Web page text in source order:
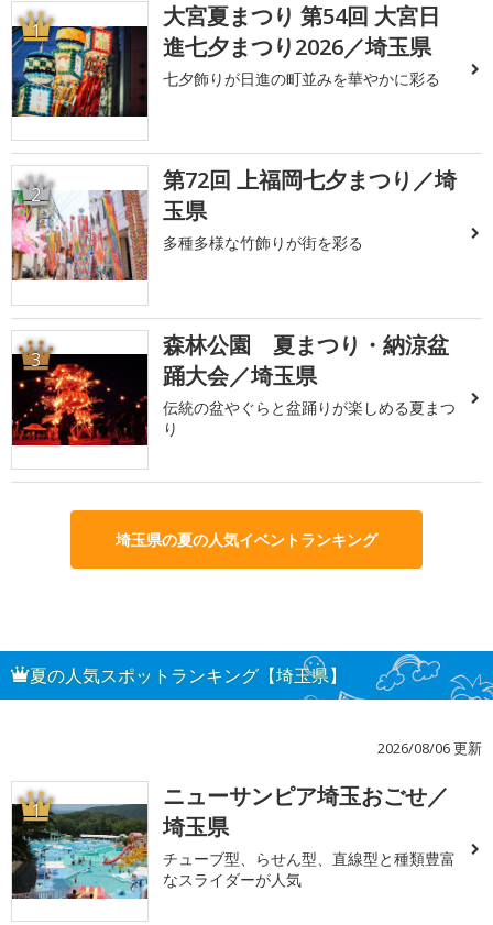
1
大宮夏まつり 第54回 大宮日
進七夕まつり2026／埼玉県
七夕飾りが日進の町並みを華やかに彩る
2
第72回 上福岡七夕まつり／埼
玉県
多種多様な竹飾りが街を彩る
3
森林公園 夏まつり・納涼盆
踊大会／埼玉県
伝統の盆やぐらと盆踊りが楽しめる夏まつ
り
埼玉県の夏の人気イベントランキング
夏の人気スポットランキング【埼玉県】
2026/08/06 更新
1
ニューサンピア埼玉おごせ／
埼玉県
チューブ型、らせん型、直線型と種類豊富
なスライダーが人気